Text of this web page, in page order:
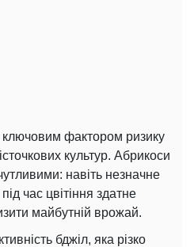
фактором ризику
культур. Абрикоси
навіть незначне
час цвітіння здатне
майбутній врожай.
бджіл, яка різко